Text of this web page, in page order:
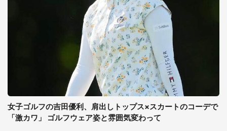
女子ゴルフの吉田優利、肩出しトップス×スカートのコーデで
「激カワ」 ゴルフウェア姿と雰囲気変わって